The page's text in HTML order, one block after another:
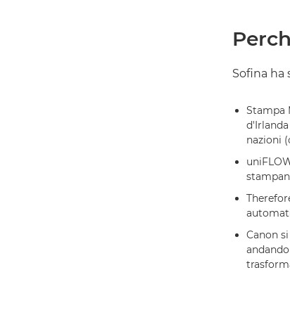
Sofina ha
Stampa
nazioni
Canon